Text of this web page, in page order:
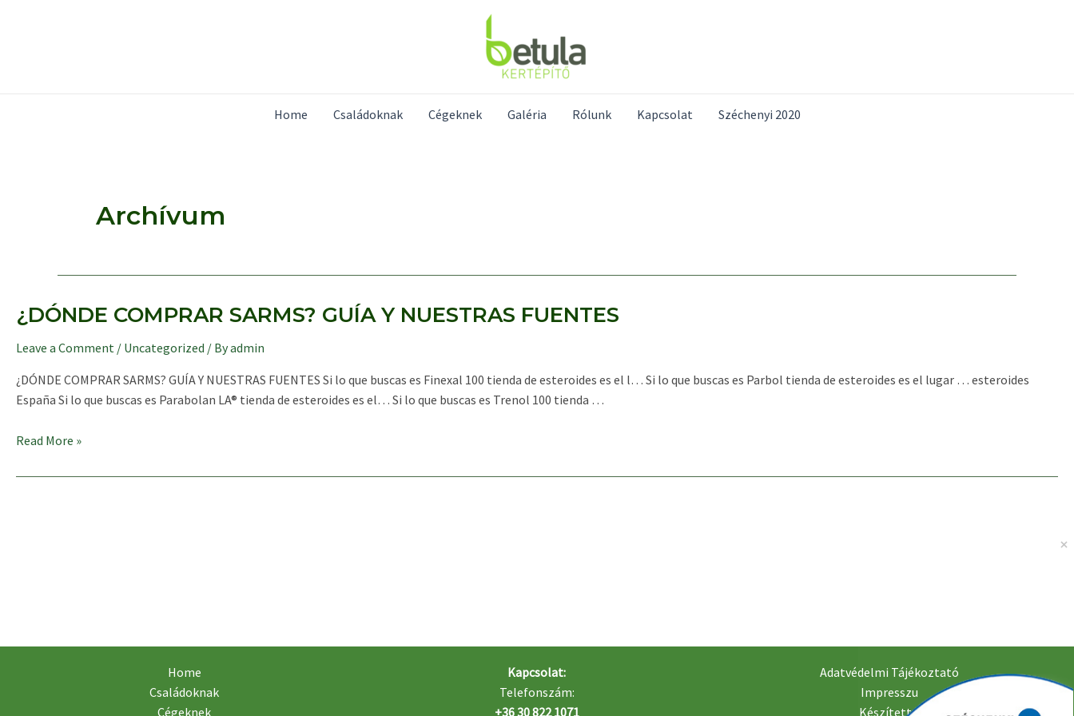
Home Családoknak Cégeknek Galéria Rólunk Kapcsolat Széchenyi 2020
Archívum
¿DÓNDE COMPRAR SARMS? GUÍA Y NUESTRAS FUENTES
Leave a Comment / Uncategorized / Byadmin
¿DÓNDE COMPRAR SARMS? GUÍA Y NUESTRAS FUENTES Si lo que buscas es Finexal 100 tienda de esteroides es el l… Si lo que buscas es Parbol tienda de esteroides es el lugar … esteroides
España Si lo que buscas es Parabolan LA® tienda de esteroides es el… Si lo que buscas es Trenol 100 tienda …
¿DÓNDE
SARMS?
Read More »
Home
Családoknak
Cégeknek
Kapcsolat:
Telefonszám:
+36 30 822 1071
Adatvédelmi Tájékoztató
Impresszu
Készítette: